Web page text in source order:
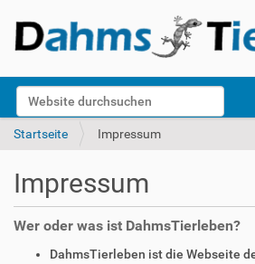
Website durchsuchen
k
Startseite Impressum
Impressum
Wer oder was ist DahmsTierleben?
DahmsTierleben ist die Webseite